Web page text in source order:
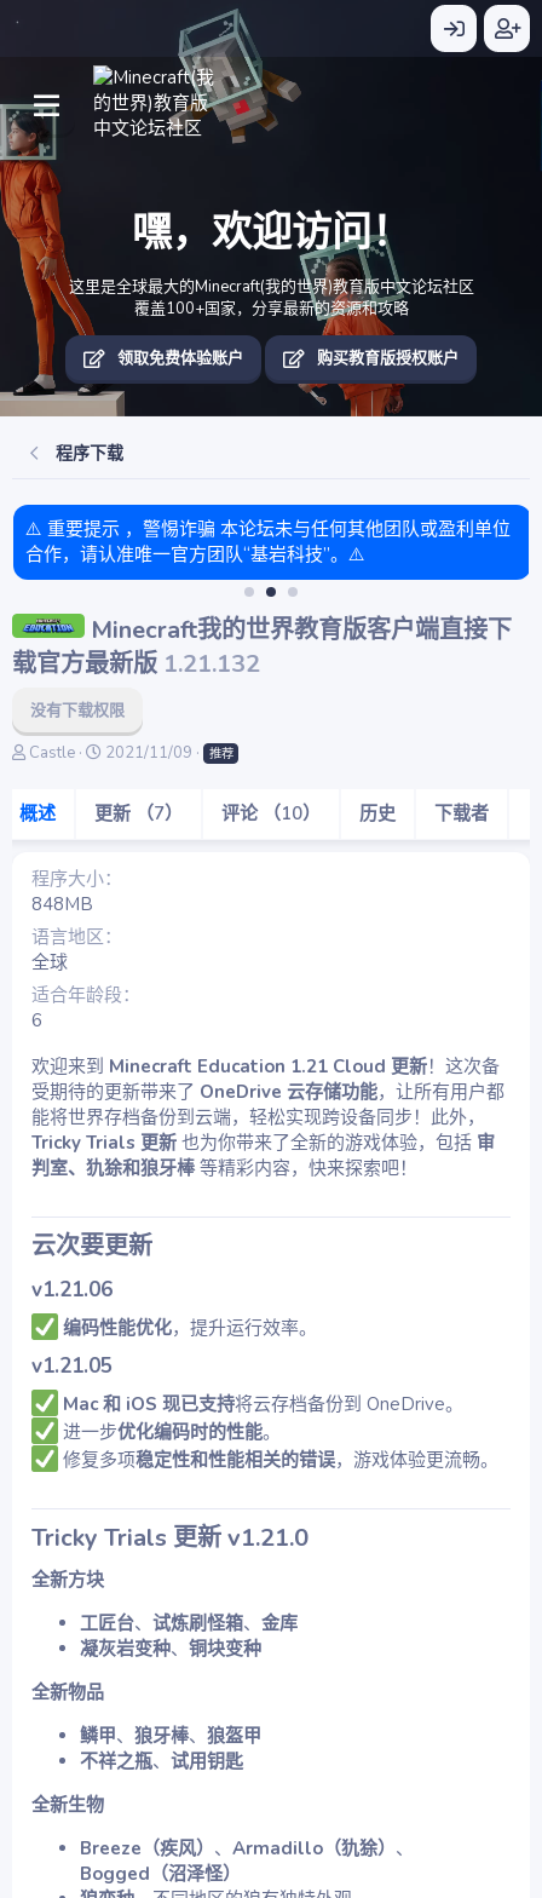
嘿，欢迎访问！
这里是全球最大的Minecraft(我的世界)教育版中文论坛社区
覆盖100+国家，分享最新的资源和攻略
领取免费体验账户 购买教育版授权账户
程序下载
⚠️ 重要提示 ，警惕诈骗 本论坛未与任何其他团队或盈利单位
合作，请认准唯一官方团队“基岩科技”。⚠️
Minecraft我的世界教育版客户端直接下
载官方最新版 1.21.132
没有下载权限
作
Castle
创
期
2021/11/09 推荐
概述 更新 （7） 评论 （10） 历史 下载者
程序大小
848MB
语言地区
全球
适合年龄段
6
欢迎来到 Minecraft Education 1.21 Cloud 更新！这次备
受期待的更新带来了 OneDrive 云存储功能，让所有用户都
能将世界存档备份到云端，轻松实现跨设备同步！此外，
Tricky Trials 更新 也为你带来了全新的游戏体验，包括 审
判室、犰狳和狼牙棒等精彩内容，快来探索吧！
云次要更新
v1.21.06
编码性能优化，提升运行效率。
v1.21.05
Mac 和 iOS 现已支持将云存档备份到 OneDrive。
进一步优化编码时的性能。
修复多项稳定性和性能相关的错误，游戏体验更流畅。
Tricky Trials 更新 v1.21.0
全新方块
工匠台、 试炼刷怪箱、 金库
凝灰岩变种、 铜块变种
全新物品
鳞甲、 狼牙棒、 狼盔甲
不祥之瓶、 试用钥匙
全新生物
Breeze（疾风） 、 Armadillo（犰狳） 、
Bogged（沼泽怪）